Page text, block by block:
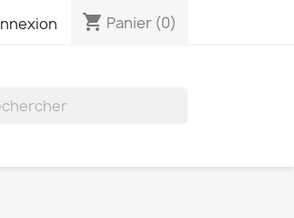
shopping_cart Panier (0)